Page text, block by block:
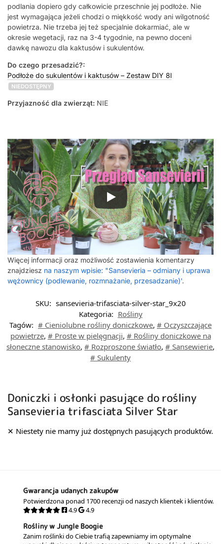
podlania dopiero gdy całkowicie przeschnie jej podłoże. Nie
jest wymagająca jeżeli chodzi o miękkość wody ani wilgotność
powietrza. Nie trzeba jej też specjalnie dokarmiać, ale w
okresie wegetacji, raz na 3-4 tygodnie, na pewno doceni
dawkę nawozu dla kaktusów i sukulentów.
Do czego przesadzić?:
Podłoże do sukulentów i kaktusów – Zestaw DIY 8l
NIEDOSTĘPNY
Przyjazność dla zwierząt: NIE
Więcej informacji oraz możliwość zostawienia komentarzy
znajdziesz na naszym wpisie: "Sansevieria – odmiany i uprawa
wężownicy (podlewanie, rozmnażanie, przesadzanie)'.
SKU: sansevieria-trifasciata-silver-star_9x20
Kategoria: Rośliny
Tagów: # Cieniolubne rośliny doniczkowe, # Oczyszczające
powietrze, # Proste w pielęgnacji, # Rośliny doniczkowe na
słoneczne stanowisko, # Rozproszone światło, # Sansewierie,
# Sukulenty
Doniczki i osłonki pasujące do rośliny
Sansevieria trifasciata Silver Star
Gwarancja udanych zakupów
Potwierdzona ponad 1700 recenzji od naszych klientek i klientów.
4.9
4.9
Rośliny w Jungle Boogie
Zanim roślinki do Ciebie trafią zapewniamy im optymalne